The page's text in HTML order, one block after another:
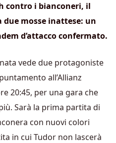
contro i bianconeri, il
mosse inattese: un
d’attacco confermato.
vede due protagoniste
all’Allianz
20:45, per una gara che
Sarà la prima partita di
con nuovi colori
in cui Tudor non lascerà